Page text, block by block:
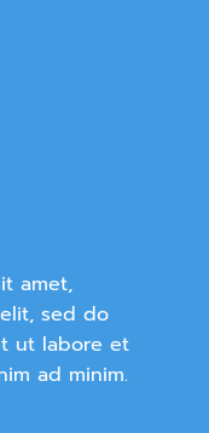
amet,
sed do
ut labore et
ad minim.